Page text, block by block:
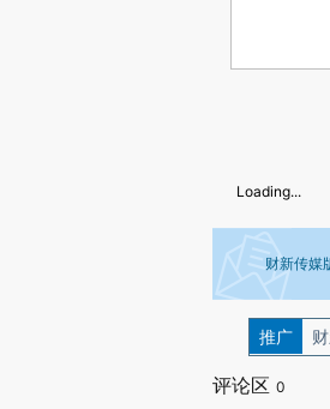
Loading...
财新传媒
如需刊登
推广
评论区 0